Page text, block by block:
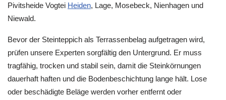
Pivitsheide Vogtei Heiden, Lage, Mosebeck, Nienhagen und
Niewald.
Bevor der Steinteppich als Terrassenbelag aufgetragen wird,
prüfen unsere Experten sorgfältig den Untergrund. Er muss
tragfähig, trocken und stabil sein, damit die Steinkörnungen
dauerhaft haften und die Bodenbeschichtung lange hält. Lose
oder beschädigte Beläge werden vorher entfernt oder